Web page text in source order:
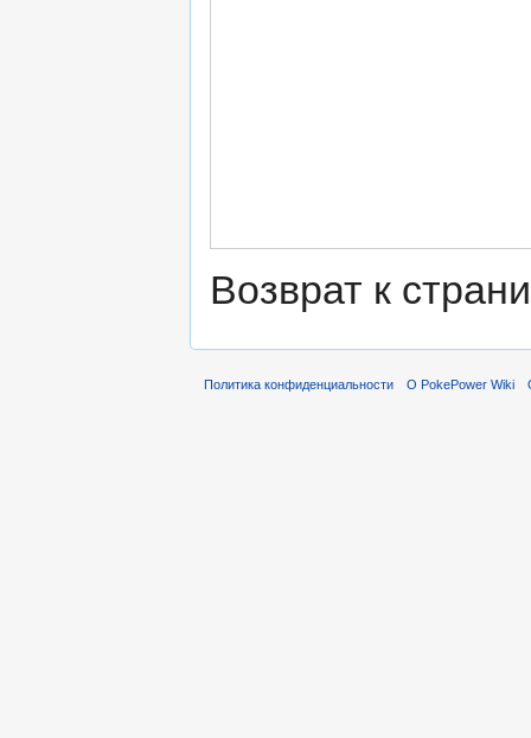
Возврат к
Политика конфиденциальности О PokePower Wiki